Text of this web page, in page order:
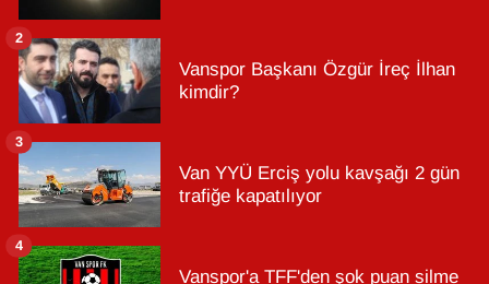
Vanspor Başkanı Özgür İreç İlhan
kimdir?
2
Van YYÜ Erciş yolu kavşağı 2 gün
trafiğe kapatılıyor
3
Vanspor'a TFF'den şok puan silme
4